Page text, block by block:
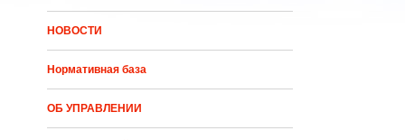
НОВОСТИ
Нормативная база
ОБ УПРАВЛЕНИИ